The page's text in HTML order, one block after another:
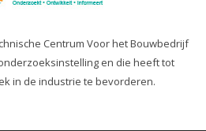
Centrum Voor het Bouwbedrijf
en die heeft tot
in de industrie te bevorderen.